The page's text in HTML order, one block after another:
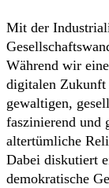
Mit der
Während wir
digitalen Zukunft
gewaltigen,
faszinierend und
altertümliche
Dabei diskutiert
demokratische